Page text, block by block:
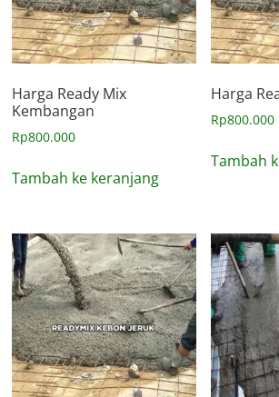
Harga Ready Mix
Kembangan
Rp800.000
Tambah ke keranjang
Harga
Rp800.000
Tambah